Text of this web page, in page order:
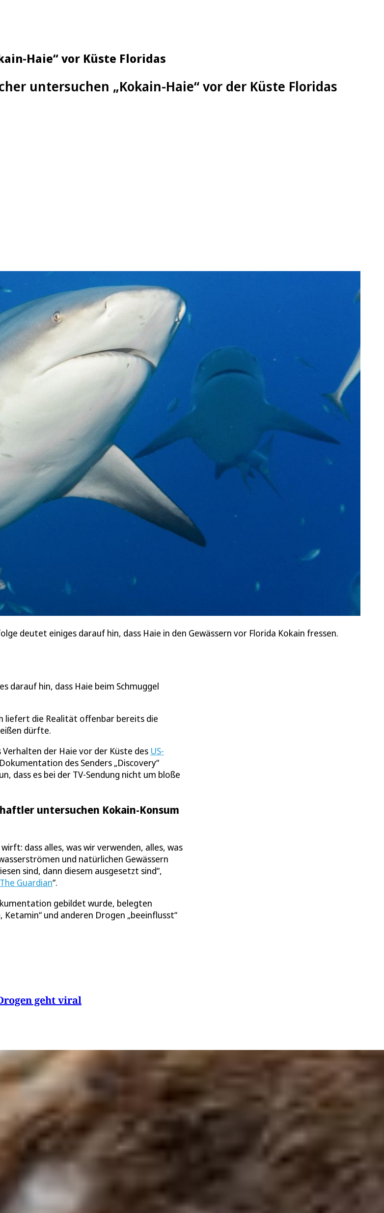
Haie“ vor Küste Floridas
untersuchen „Kokain-Haie“ vor der Küste Floridas
deutet einiges darauf hin, dass Haie in den Gewässern vor Florida Kokain fressen.
darauf hin, dass Haie beim Schmuggel
liefert die Realität offenbar bereits die
dürfte.
der Haie vor der Küste des US-
des Senders „Discovery“
dass es bei der TV-Sendung nicht um bloße
untersuchen Kokain-Konsum
dass alles, was wir verwenden, alles, was
und natürlichen Gewässern
sind, dann diesem ausgesetzt sind“,
The Guardian“.
gebildet wurde, belegten
und anderen Drogen „beeinflusst“
geht viral